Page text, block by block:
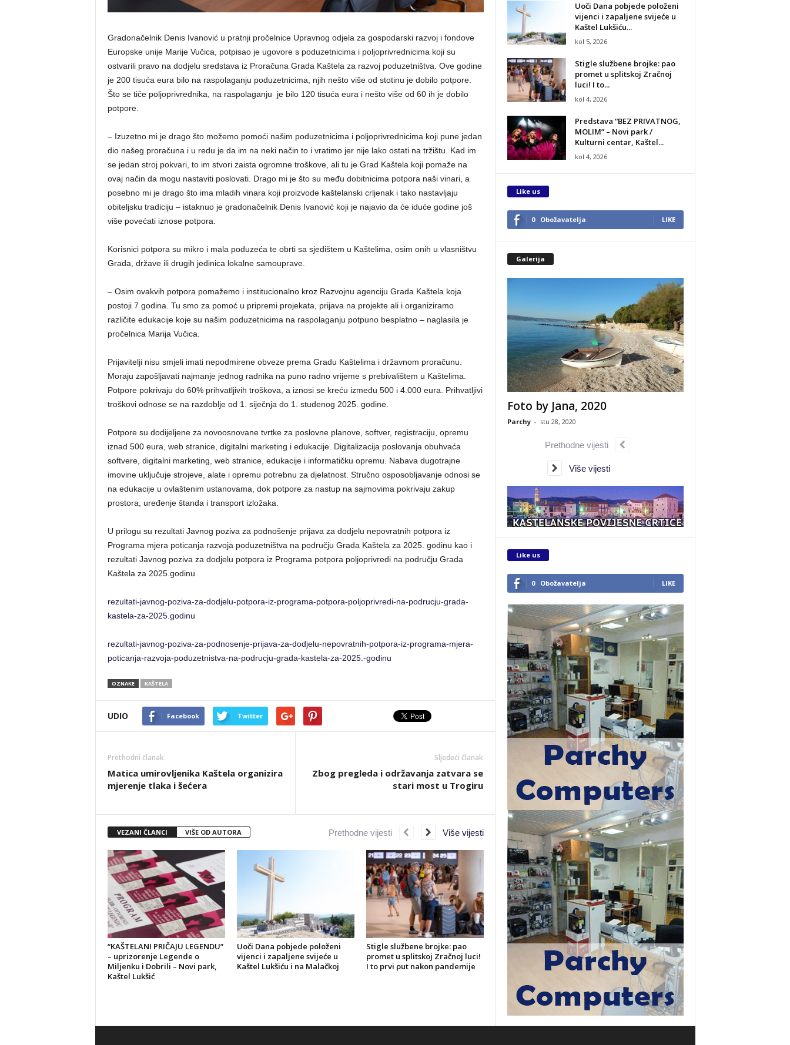
Gradonačelnik Denis Ivanović u pratnji pročelnice Upravnog odjela za gospodarski razvoj i fondove
Europske unije Marije Vučica, potpisao je ugovore s poduzetnicima i poljoprivrednicima koji su
ostvarili pravo na dodjelu sredstava iz Proračuna Grada Kaštela za razvoj poduzetništva. Ove godine
je 200 tisuća eura bilo na raspolaganju poduzetnicima, njih nešto više od stotinu je dobilo potpore.
Što se tiče poljoprivrednika, na raspolaganju je bilo 120 tisuća eura i nešto više od 60 ih je dobilo
potpore.
– Izuzetno mi je drago što možemo pomoći našim poduzetnicima i poljoprivrednicima koji pune jedan
dio našeg proračuna i u redu je da im na neki način to i vratimo jer nije lako ostati na tržištu. Kad im
se jedan stroj pokvari, to im stvori zaista ogromne troškove, ali tu je Grad Kaštela koji pomaže na
ovaj način da mogu nastaviti poslovati. Drago mi je što su među dobitnicima potpora naši vinari, a
posebno mi je drago što ima mladih vinara koji proizvode kaštelanski crljenak i tako nastavljaju
obiteljsku tradiciju – istaknuo je gradonačelnik Denis Ivanović koji je najavio da će iduće godine još
više povećati iznose potpora.
Korisnici potpora su mikro i mala poduzeća te obrti sa sjedištem u Kaštelima, osim onih u vlasništvu
Grada, države ili drugih jedinica lokalne samouprave.
– Osim ovakvih potpora pomažemo i institucionalno kroz Razvojnu agenciju Grada Kaštela koja
postoji 7 godina. Tu smo za pomoć u pripremi projekata, prijava na projekte ali i organiziramo
različite edukacije koje su našim poduzetnicima na raspolaganju potpuno besplatno – naglasila je
pročelnica Marija Vučica.
Prijavitelji nisu smjeli imati nepodmirene obveze prema Gradu Kaštelima i državnom proračunu.
Moraju zapošljavati najmanje jednog radnika na puno radno vrijeme s prebivalištem u Kaštelima.
Potpore pokrivaju do 60% prihvatljivih troškova, a iznosi se kreću između 500 i 4.000 eura. Prihvatljivi
troškovi odnose se na razdoblje od 1. siječnja do 1. studenog 2025. godine.
Potpore su dodijeljene za novoosnovane tvrtke za poslovne planove, softver, registraciju, opremu
iznad 500 eura, web stranice, digitalni marketing i edukacije. Digitalizacija poslovanja obuhvaća
softvere, digitalni marketing, web stranice, edukacije i informatičku opremu. Nabava dugotrajne
imovine uključuje strojeve, alate i opremu potrebnu za djelatnost. Stručno osposobljavanje odnosi se
na edukacije u ovlaštenim ustanovama, dok potpore za nastup na sajmovima pokrivaju zakup
prostora, uređenje štanda i transport izložaka.
U prilogu su rezultati Javnog poziva za podnošenje prijava za dodjelu nepovratnih potpora iz
Programa mjera poticanja razvoja poduzetništva na području Grada Kaštela za 2025. godinu kao i
rezultati Javnog poziva za dodjelu potpora iz Programa potpora poljoprivredi na području Grada
Kaštela za 2025.godinu
rezultati-javnog-poziva-za-dodjelu-potpora-iz-programa-potpora-poljoprivredi-na-podrucju-grada-
kastela-za-2025.godinu
rezultati-javnog-poziva-za-podnosenje-prijava-za-dodjelu-nepovratnih-potpora-iz-programa-mjera-
poticanja-razvoja-poduzetnistva-na-podrucju-grada-kastela-za-2025.-godinu
OZNAKE KAŠTELA
UDIO Facebook Twitter
Prethodni članak
Matica umirovljenika Kaštela organizira
mjerenje tlaka i šećera
Sljedeći članak
Zbog pregleda i održavanja zatvara se
stari most u Trogiru
VEZANI ČLANCI VIŠE OD AUTORA
“KAŠTELANI PRIČAJU LEGENDU”
– uprizorenje Legende o
Miljenku i Dobrili – Novi park,
Kaštel Lukšić
Uoči Dana pobjede položeni
vijenci i zapaljene svijeće u
Kaštel Lukšiću i na Malačkoj
Stigle službene brojke: pao
promet u splitskoj Zračnoj luci!
I to prvi put nakon pandemije
Prethodne vijesti Više vijesti
Uoči Dana pobjede položeni
vijenci i zapaljene svijeće u
Kaštel Lukšiću...
kol 5, 2026
Stigle službene brojke: pao
promet u splitskoj Zračnoj
luci! I to...
kol 4, 2026
Predstava “BEZ PRIVATNOG,
MOLIM” – Novi park /
Kulturni centar, Kaštel...
kol 4, 2026
Like us
0 Obožavatelja LIKE
Galerija
Foto by Jana, 2020
Parchy - stu 28, 2020
Prethodne vijesti
Više vijesti
Like us
0 Obožavatelja LIKE